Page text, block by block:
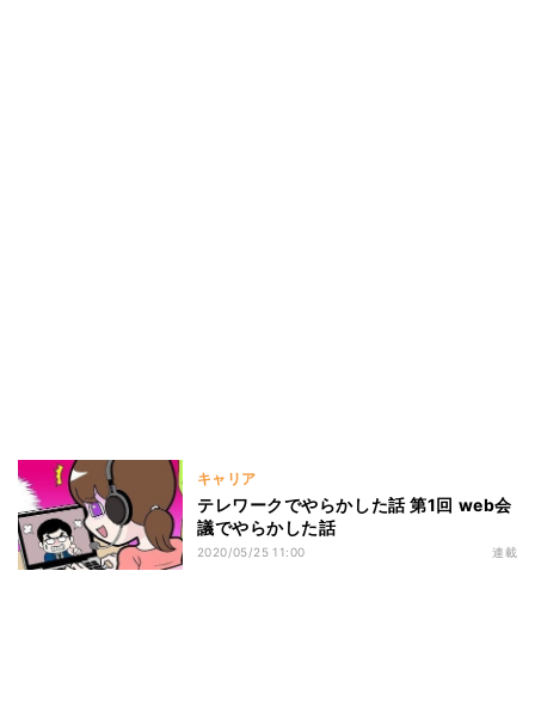
キャリア
テレワークでやらかした話 第1回 web会
議でやらかした話
2020/05/25 11:00 連載